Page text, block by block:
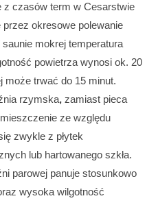
czasów term w Cesarstwie
okresowe polewanie
mokrej temperatura
powietrza wynosi ok. 20
może trwać do 15 minut.
rzymska, zamiast pieca
ze względu
zwykle z płytek
lub hartowanego szkła.
parowej panuje stosunkowo
wysoka wilgotność